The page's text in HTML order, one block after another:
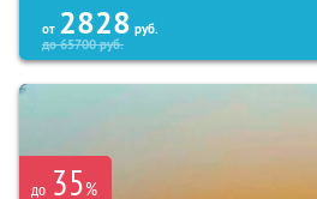
от 2828 руб.
до65700руб.
до 35%